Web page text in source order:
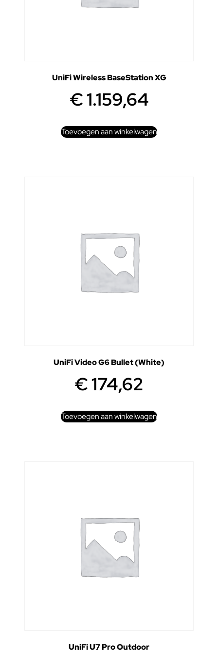
UniFi Wireless BaseStation XG
€1.159,64
Toevoegen aan winkelwagen
UniFi Video G6 Bullet (White)
€174,62
Toevoegen aan winkelwagen
UniFi U7 Pro Outdoor